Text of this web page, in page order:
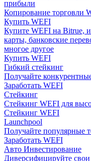
Торговые стратегии
Узнайте, как
прибыли
Копирование торговли
Купить WEFI
Купите WEFI на Bitrue,
карты, банковские
многое другое
Купить WEFI
Гибкий стейкинг
Получайте
Заработать WEFI
Стейкинг
Стейкинг WEFI для
Стейкинг WEFI
Launchpool
Получайте популярные
Заработать WEFI
Авто Инвестирование
Диверсифицируйте